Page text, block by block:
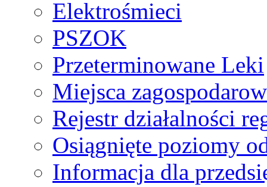
Elektrośmieci
PSZOK
Przeterminowane Leki
Miejsca
Rejestr działalności
Osiągnięte poziomy
Informacja dla